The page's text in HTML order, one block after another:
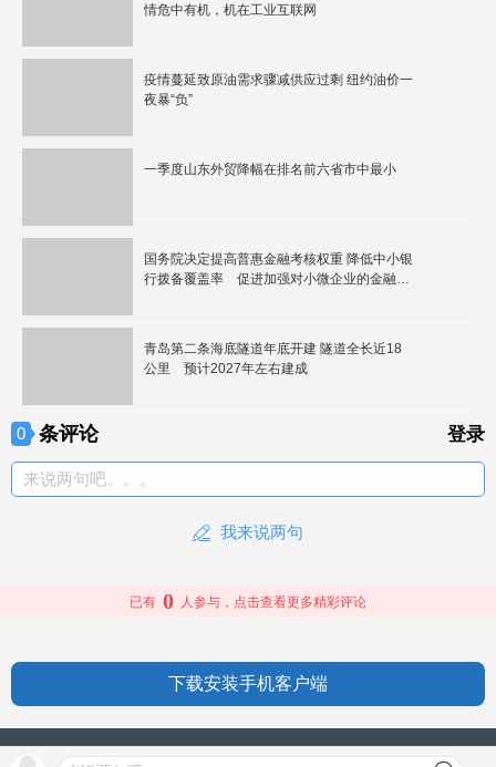
情危中有机，机在工业互联网
疫情蔓延致原油需求骤减供应过剩 纽约油价一
夜暴“负”
一季度山东外贸降幅在排名前六省市中最小
国务院决定提高普惠金融考核权重 降低中小银
行拨备覆盖率 促进加强对小微企业的金融服
青岛第二条海底隧道年底开建 隧道全长近18
公里 预计2027年左右建成
0 条评论 登录
来说两句吧。。。
我来说两句
已有 0 人参与，点击查看更多精彩评论
下载安装手机客户端
授权信息